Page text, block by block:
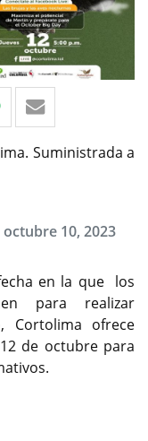
Suministrada a
10, 2023
en la que los
para realizar
Cortolima ofrece
de octubre para